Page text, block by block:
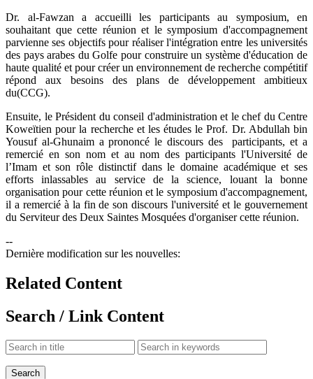
Dr. al-Fawzan a accueilli les participants au symposium, en
souhaitant que cette réunion et le symposium d'accompagnement
parvienne ses objectifs pour réaliser l'intégration entre les universités
des pays arabes du Golfe pour construire un système d'éducation de
haute qualité et pour créer un environnement de recherche compétitif
répond aux besoins des plans de développement ambitieux
du(CCG).
Ensuite, le Président du conseil d'administration et le chef du Centre
Koweïtien pour la recherche et les études le Prof. Dr. Abdullah bin
Yousuf al-Ghunaim a prononcé le discours des participants, et a
remercié en son nom et au nom des participants l'Université de
l’Imam et son rôle distinctif dans le domaine académique et ses
efforts inlassables au service de la science, louant la bonne
organisation pour cette réunion et le symposium d'accompagnement,
il a remercié à la fin de son discours l'université et le gouvernement
du Serviteur des Deux Saintes Mosquées d'organiser cette réunion.
--
Dernière modification sur les nouvelles:
Related Content
Search / Link Content